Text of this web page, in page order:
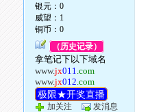
银元：0
威望：1
铜币：0
（历史记录）
拿笔记下以下域名
www.jx011.com
www.jx012.com
极限★开奖直播
加关注 发消息